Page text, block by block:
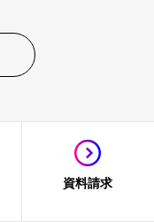
資料請求